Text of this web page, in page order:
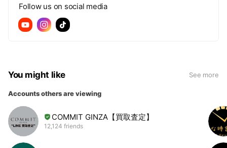
Follow us on social media
You might like See more
Accounts others are viewing
COMMIT GINZA【買取査定】
12,124 friends